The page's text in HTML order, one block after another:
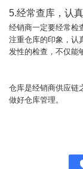
5.经常查库，认
经销商一定要经常检
注重仓库的印象，认
发性的检查，不仅能
仓库是经销商供应链
做好仓库管理。